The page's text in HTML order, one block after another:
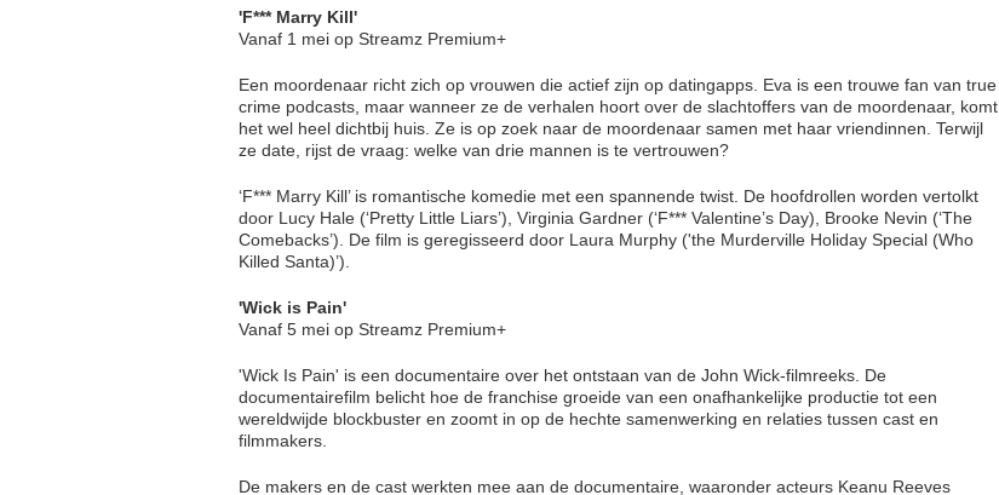
'F*** Marry Kill'
Vanaf 1 mei op Streamz Premium+
Een moordenaar richt zich op vrouwen die actief zijn op datingapps. Eva is een trouwe fan van true
crime podcasts, maar wanneer ze de verhalen hoort over de slachtoffers van de moordenaar, komt
het wel heel dichtbij huis. Ze is op zoek naar de moordenaar samen met haar vriendinnen. Terwijl
ze date, rijst de vraag: welke van drie mannen is te vertrouwen?
‘F*** Marry Kill’ is romantische komedie met een spannende twist. De hoofdrollen worden vertolkt
door Lucy Hale (‘Pretty Little Liars’), Virginia Gardner (‘F*** Valentine’s Day), Brooke Nevin (‘The
Comebacks’). De film is geregisseerd door Laura Murphy ('the Murderville Holiday Special (Who
Killed Santa)’).
'Wick is Pain'
Vanaf 5 mei op Streamz Premium+
'Wick Is Pain' is een documentaire over het ontstaan van de John Wick‑filmreeks. De
documentairefilm belicht hoe de franchise groeide van een onafhankelijke productie tot een
wereldwijde blockbuster en zoomt in op de hechte samenwerking en relaties tussen cast en
filmmakers.
De makers en de cast werkten mee aan de documentaire, waaronder acteurs Keanu Reeves